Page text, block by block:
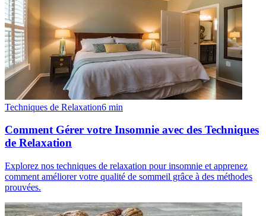
Techniques de Relaxation6 min
Comment Gérer votre Insomnie avec des Techniques
de Relaxation
Explorez nos techniques de relaxation pour insomnie et apprenez
comment améliorer votre qualité de sommeil grâce à des méthodes
prouvées.